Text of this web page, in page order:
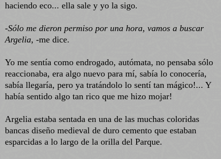
haciendo eco... ella sale y yo la sigo.
-Sólo me dieron permiso por una hora, vamos a buscar
Argelia, -me dice.
Yo me sentía como endrogado, autómata, no pensaba sólo
reaccionaba, era algo nuevo para mí, sabía lo conocería,
sabía llegaría, pero ya tratándolo lo sentí tan mágico!... Y
había sentido algo tan rico que me hizo mojar!
Argelia estaba sentada en una de las muchas coloridas
bancas diseño medieval de duro cemento que estaban
esparcidas a lo largo de la orilla del Parque.